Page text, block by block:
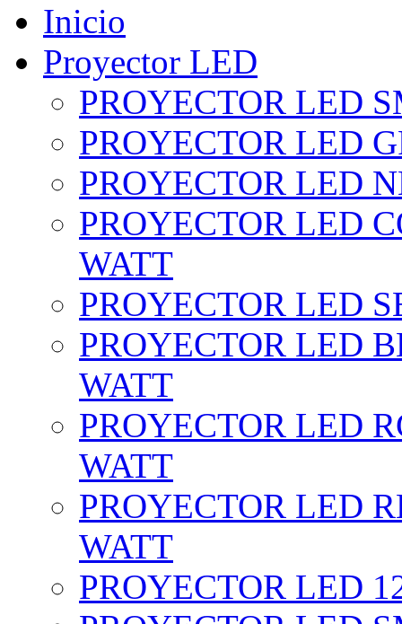
Inicio
Proyector LED
PROYECTOR LED
PROYECTOR LED
PROYECTOR LED
PROYECTOR LED
WATT
PROYECTOR LED
PROYECTOR LED
WATT
PROYECTOR LED
WATT
PROYECTOR LED
WATT
PROYECTOR LED